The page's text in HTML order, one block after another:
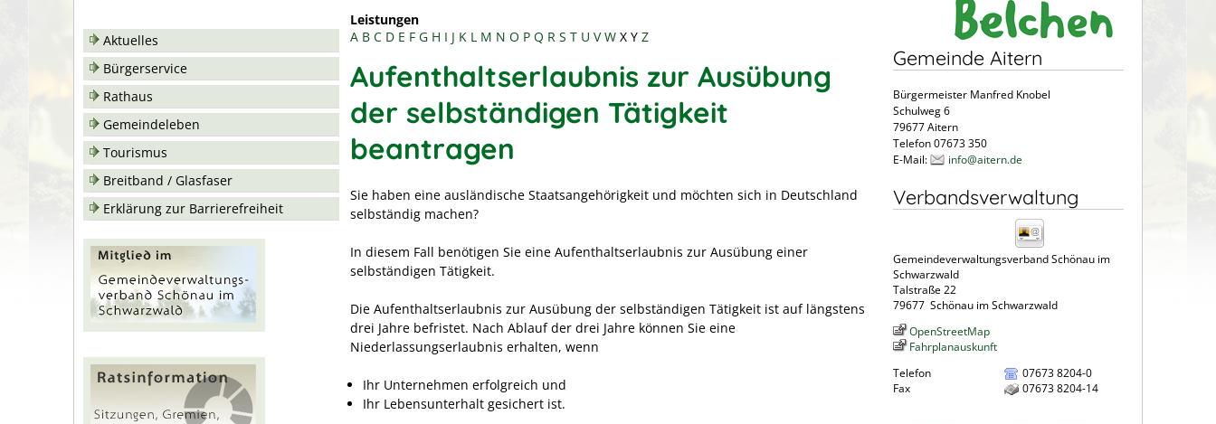
Aktuelles
Bürgerservice
Rathaus
Gemeindeleben
Tourismus
Breitband / Glasfaser
Erklärung zur Barrierefreiheit
Leistungen
A B C D E F G H I J K L M N O P Q R S T U V W X Y Z
Aufenthaltserlaubnis zur Ausübung
der selbständigen Tätigkeit
beantragen
Sie haben eine ausländische Staatsangehörigkeit und möchten sich in Deutschland
selbständig machen?
In diesem Fall benötigen Sie eine Aufenthaltserlaubnis zur Ausübung einer
selbständigen Tätigkeit.
Die Aufenthaltserlaubnis zur Ausübung der selbständigen Tätigkeit ist auf längstens
drei Jahre befristet. Nach Ablauf der drei Jahre können Sie eine
Niederlassungserlaubnis erhalten, wenn
Ihr Unternehmen erfolgreich und
Ihr Lebensunterhalt gesichert ist.
Gemeinde Aitern
Bürgermeister Manfred Knobel
Schulweg 6
79677 Aitern
Telefon 07673 350
E-Mail:
info@aitern.de
Verbandsverwaltung
Gemeindeverwaltungsverband Schönau im
Schwarzwald
Talstraße 22
79677 Schönau im Schwarzwald
OpenStreetMap
Fahrplanauskunft
Telefon
07673 8204-0
Fax
07673 8204-14